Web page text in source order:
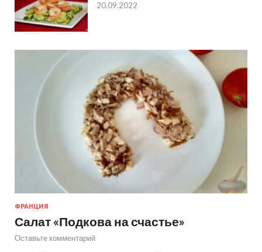
20.09.2022
ФРАНЦИЯ
Салат «Подкова на счастье»
Оставьте комментарий